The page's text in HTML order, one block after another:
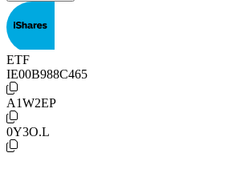
ETF
IE00B988C465
A1W2EP
0Y3O.L